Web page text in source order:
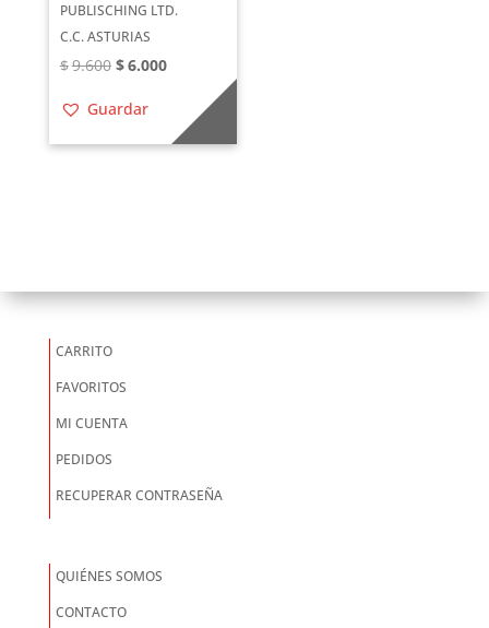
PUBLISCHING LTD.
C.C. ASTURIAS
$9.600 El
original
era:
$6.000El
actual
es:
Guardar
CARRITO
FAVORITOS
MI CUENTA
PEDIDOS
RECUPERAR CONTRASEÑA
QUIÉNES SOMOS
CONTACTO